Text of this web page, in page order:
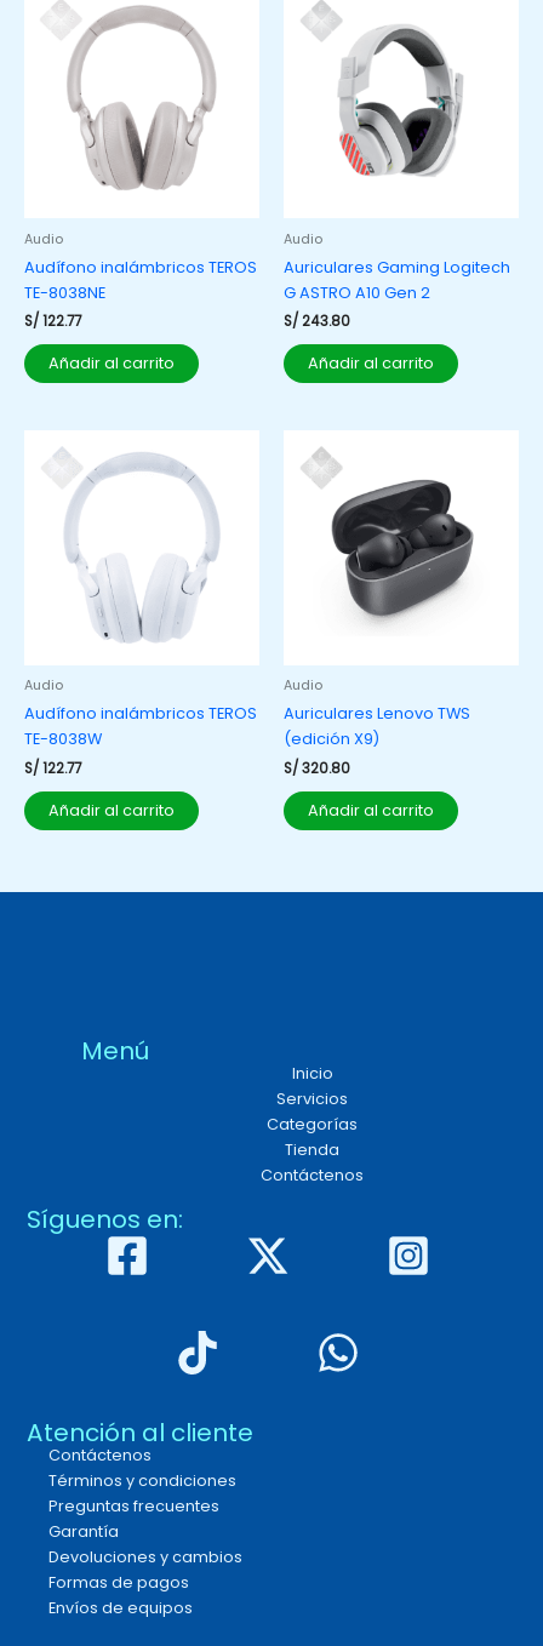
Audio
Audífono inalámbricos TEROS
TE-8038NE
S/122.77
Añadir al carrito
Audio
Auriculares Gaming Logitech
G ASTRO A10 Gen 2
S/243.80
Añadir al carrito
Audio
Audífono inalámbricos TEROS
TE-8038W
S/122.77
Añadir al carrito
Audio
Auriculares Lenovo TWS
(edición X9)
S/320.80
Añadir al carrito
Menú
Inicio
Servicios
Categorías
Tienda
Contáctenos
Síguenos en:
Atención al cliente
Contáctenos
Términos y condiciones
Preguntas frecuentes
Garantía
Devoluciones y cambios
Formas de pagos
Envíos de equipos